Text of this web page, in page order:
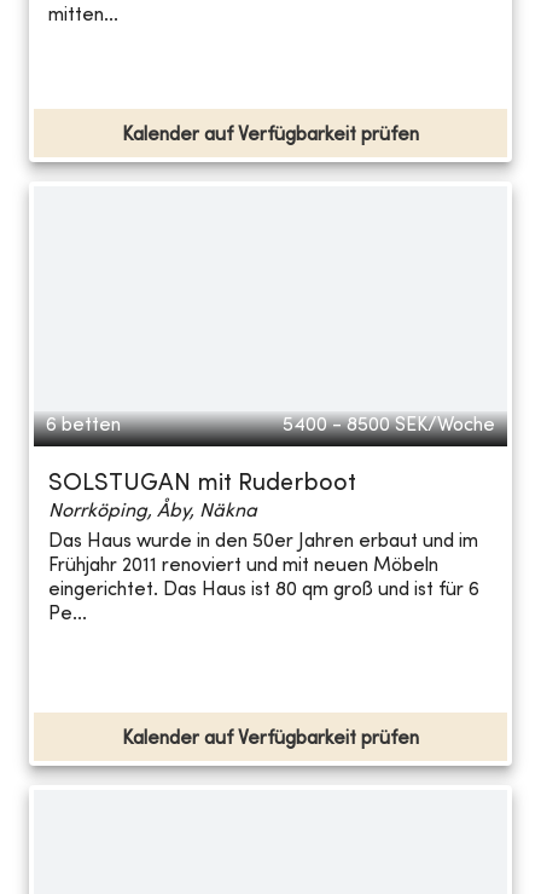
mitten...
Kalender auf Verfügbarkeit prüfen
6 betten 5400 - 8500 SEK/Woche
SOLSTUGAN mit Ruderboot
Norrköping, Åby, Näkna
Das Haus wurde in den 50er Jahren erbaut und im
Frühjahr 2011 renoviert und mit neuen Möbeln
eingerichtet. Das Haus ist 80 qm groß und ist für 6
Pe...
Kalender auf Verfügbarkeit prüfen